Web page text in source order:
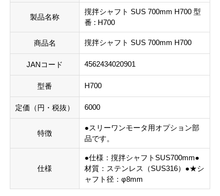
製品名称
撹拌シャフト SUS 700mm H700 型
番 : H700
商品名 撹拌シャフト SUS 700mm H700
JANコード 4562434020901
型番 H700
定価（円・税抜） 6000
特徴
●スリーワンモータ用オプション部
品です。
仕様
●仕様：撹拌シャフトSUS700mm●
材質：ステンレス（SUS316）●★シ
ャフト径：φ8mm